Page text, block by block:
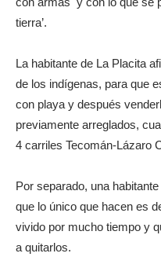
tierra’.
La habitante de La Placita
de los indígenas, para que
con playa y después
previamente arreglados,
4 carriles Tecomán-Lázaro
Por separado, una
que lo único que hacen es
vivido por mucho tiempo y
a quitarlos.